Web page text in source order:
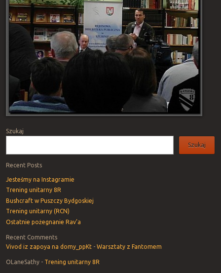
Szukaj
Szukaj
Recent Posts
Jesteśmy na Instagramie
Trening unitarny 8R
Bushcraft w Puszczy Bydgoskiej
Trening unitarny (RCN)
Ostatnie pożegnanie Rav’a
Recent Comments
Vivod iz zapoya na domy_ppKt- Warsztaty z Fantomem
OLaneSathy- Trening unitarny 8R